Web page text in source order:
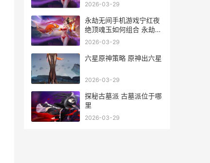
2026-03-29
永劫无间手机游戏宁红夜
绝顶魂玉如何组合 永劫无
间游戏app
2026-03-29
六星原神策略 原神出六星
2026-03-29
探秘古墓派 古墓派位于哪
里
2026-03-29